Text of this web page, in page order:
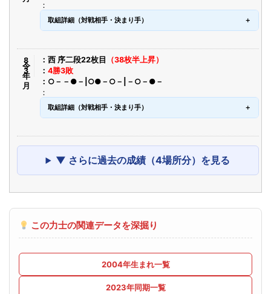
取組詳細（対戦相手・決まり手）
令8年3月 西 序二段22枚目
（38枚半上昇）
4勝3敗
○－－●－|○●－○－|－○－●－
取組詳細（対戦相手・決まり手）
▼ さらに過去の成績（4場所分）を見る
この力士の関連データを深掘り
2004年生まれ一覧
2023年同期一覧